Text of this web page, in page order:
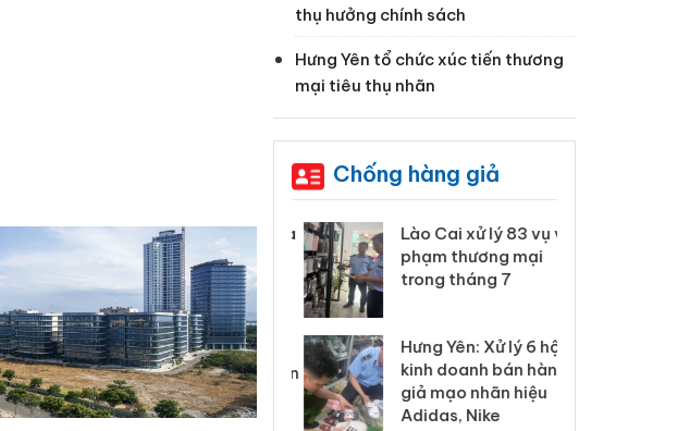
thụ hưởng chính sách
Hưng Yên tổ chức xúc tiến thương
mại tiêu thụ nhãn
Chống hàng giả
Công an Thanh Hóa
tìm bị hại trong vụ
án sản xuất, buôn
bán yến sào giả
Thanh Hóa: Tìm bị
hại trong vụ án buôn
bán bình sữa
Moyuum giả
Lào Cai xử lý 83 vụ vi
phạm thương mại
trong tháng 7
Hưng Yên: Xử lý 6 hộ
kinh doanh bán hàng
giả mạo nhãn hiệu
Adidas, Nike